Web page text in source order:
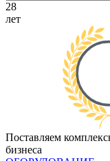
28
лет
Поставляем
бизнеса